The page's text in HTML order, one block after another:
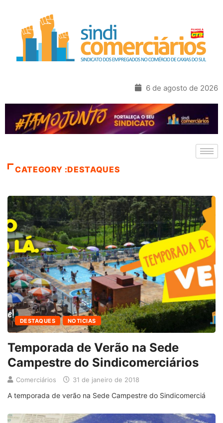
6 de agosto de 2026
CATEGORY :DESTAQUES
DESTAQUES NOTICIAS
Temporada de Verão na Sede
Campestre do Sindicomerciários
Comerciários 31 de janeiro de 2018
A temporada de verão na Sede Campestre do Sindicomerciá